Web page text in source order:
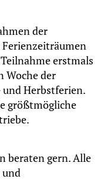
der
erstmals
Woche der
und Herbstferien.
größtmögliche
beraten gern. Alle